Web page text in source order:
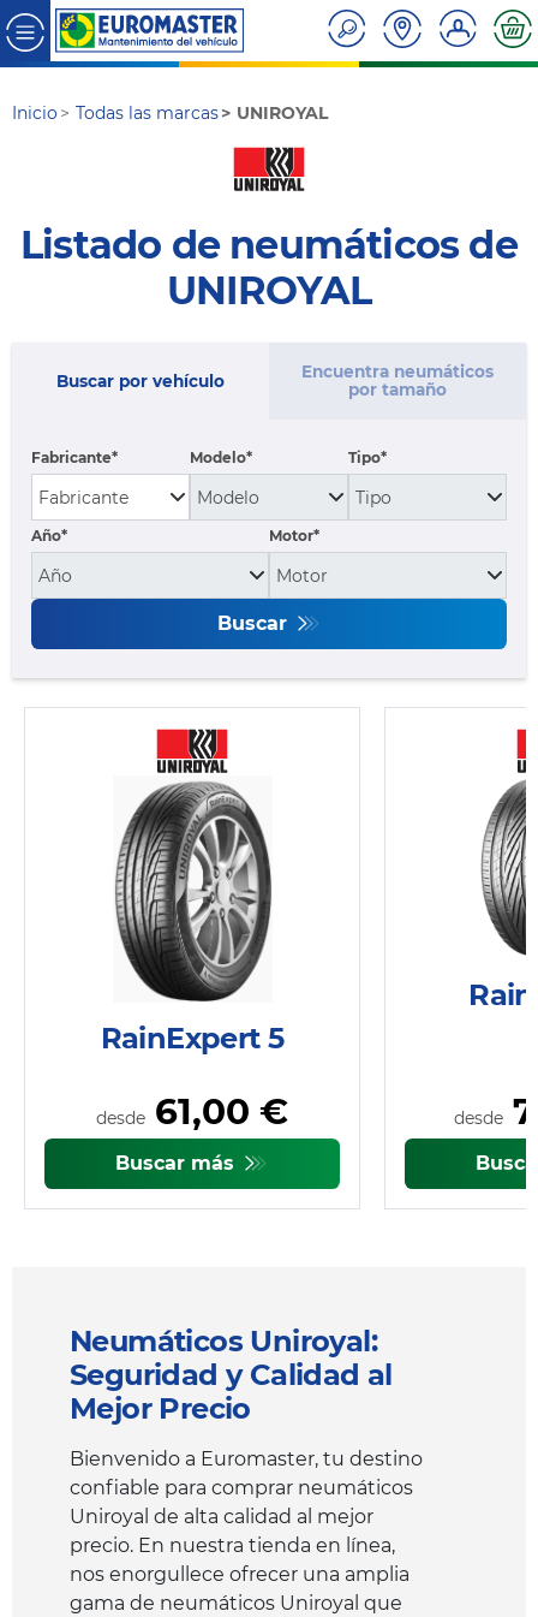
Inicio Todas las marcas UNIROYAL
Listado de neumáticos de
UNIROYAL
Buscar por vehículo
Encuentra neumáticos
por tamaño
Fabricante Modelo Tipo
Año* Motor*
Buscar
RainExpert 5
desde 61,00 €
Buscar más
desde
Neumáticos Uniroyal:
Seguridad y Calidad al
Mejor Precio
Bienvenido a Euromaster, tu destino
confiable para comprar neumáticos
Uniroyal de alta calidad al mejor
precio. En nuestra tienda en línea,
nos enorgullece ofrecer una amplia
gama de neumáticos Uniroyal que